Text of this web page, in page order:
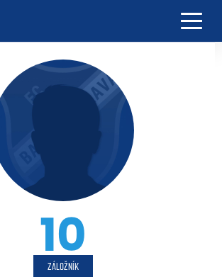
10
ZÁLOŽNÍK